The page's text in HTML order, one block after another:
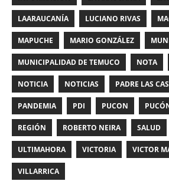
LAARAUCANÍA LUCIANO RIVAS
MAPUCHE MARIO GONZÁLEZ
MUNICIPALIDAD DE TEMUCO NOTA
NOTICIA NOTICIAS PADRE LAS
PANDEMIA PDI PUCON
REGIÓN ROBERTO NEIRA SALUD
ULTIMAHORA VICTORIA VICTOR
VILLARRICA